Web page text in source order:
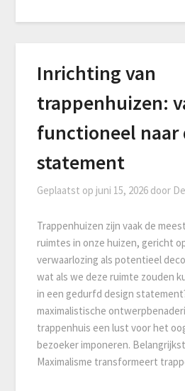
Inrichting van
trappenhuizen:
functioneel naar
statement
Geplaatst op juni 15, 2026 door
Trappenhuizen zijn vaak de
ruimtes in onze huizen, gericht
verwaarlozing als potentieel
wat als we deze ruimte zouden
in een gedurfd design
maximalistische
trappenhuis een lust voor het
bezoeker imponeren.
Maximalisme transformeert